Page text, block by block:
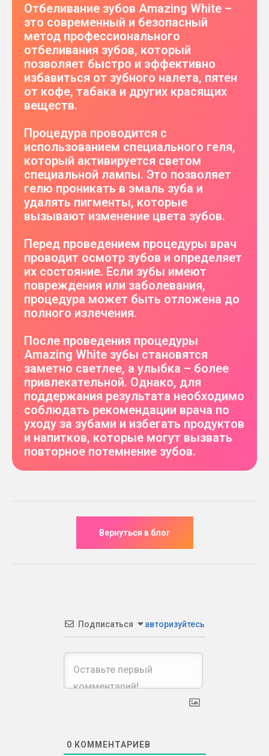
Отбеливание зубов Amazing White –
это современный и безопасный
метод профессионального
отбеливания зубов, который
позволяет быстро и эффективно
избавиться от зубного налета, пятен
от кофе, табака и других красящих
веществ.
Процедура проводится с
использованием специального геля,
который активируется светом
специальной лампы. Это позволяет
гелю проникать в эмаль зуба и
удалять пигменты, которые
вызывают изменение цвета зубов.
Перед проведением процедуры врач
проводит осмотр зубов и определяет
их состояние. Если зубы имеют
повреждения или заболевания,
процедура может быть отложена до
полного излечения.
После проведения процедуры
Amazing White зубы становятся
заметно светлее, а улыбка – более
привлекательной. Однако, для
поддержания результата необходимо
соблюдать рекомендации врача по
уходу за зубами и избегать продуктов
и напитков, которые могут вызвать
повторное потемнение зубов.
Подписаться авторизуйтесь
0 КОММЕНТАРИЕВ